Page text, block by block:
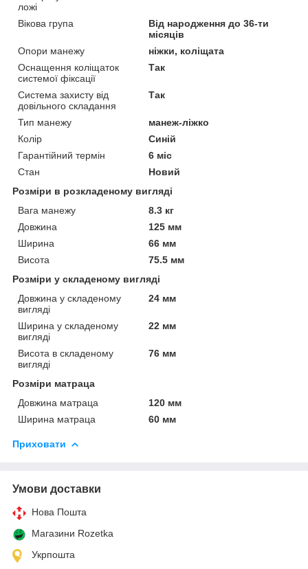
ложі
Вікова група
Від народження до 36-ти
місяців
Опори манежу
ніжки, коліщата
Оснащення коліщаток
системої фіксації
Так
Система захисту від
довільного складання
Так
Тип манежу
манеж-ліжко
Колір
Синій
Гарантійний термін
6 міс
Стан
Новий
Розміри в розкладеному вигляді
Вага манежу
8.3 кг
Довжина
125 мм
Ширина
66 мм
Висота
75.5 мм
Розміри у складеному вигляді
Довжина у складеному
вигляді
24 мм
Ширина у складеному
вигляді
22 мм
Висота в складеному
вигляді
76 мм
Розміри матраца
Довжина матраца
120 мм
Ширина матраца
60 мм
Приховати
Умови доставки
Нова Пошта
Магазини Rozetka
Укрпошта